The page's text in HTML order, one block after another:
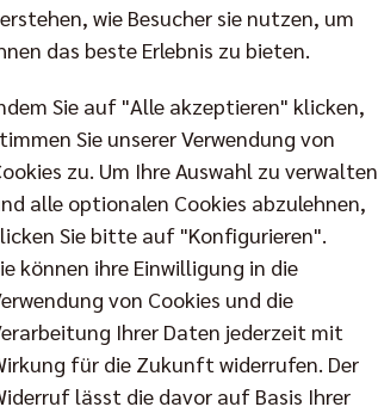
wie Besucher sie nutzen, um
das beste Erlebnis zu bieten.
Sie auf "Alle akzeptieren" klicken,
Sie unserer Verwendung von
zu. Um Ihre Auswahl zu verwalten
alle optionalen Cookies abzulehnen,
Sie bitte auf "Konfigurieren".
können ihre Einwilligung in die
von Cookies und die
Ihrer Daten jederzeit mit
für die Zukunft widerrufen. Der
lässt die davor auf Basis Ihrer